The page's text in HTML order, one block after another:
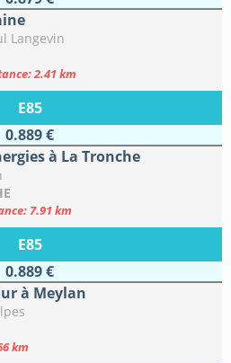
Langevin
2.41 km
E85
0.889 €
à La Tronche
7.91 km
E85
0.889 €
à Meylan
km